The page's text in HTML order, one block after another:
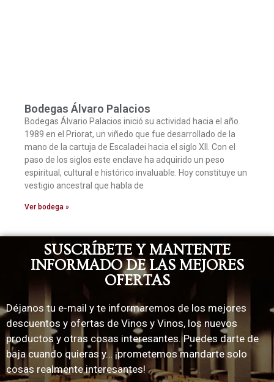
Bodegas Álvaro Palacios
Bodegas Álvario Palacios inició su actividad hacia el año
1989 en el Priorat, un viñedo que fue desarrollado de la
mano de la cartuja de Escaladei hacia el siglo XII. Con el
paso de los siglos este enclave ha adquirido un peso
espiritual, cultural e histórico invaluable. Hoy constituye un
vestigio ancestral que habla de
Ver bodega »
SUSCRÍBETE Y MANTENTE
INFORMADO DE LAS MEJORES
OFERTAS
Déjanos tu e-mail y te informaremos de los mejores
descuentos y ofertas de Vinos y Vinos, los nuevos
productos y otras cosas interesantes. Puedes darte de
baja cuando quieras y… ¡prometemos mandarte solo
cosas realmente interesantes!